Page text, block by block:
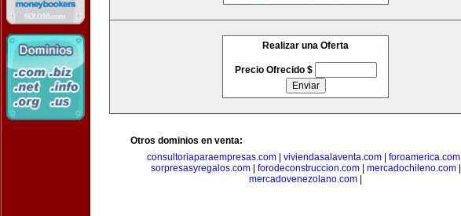
Realizar una Oferta
Precio Ofrecido $
Otros dominios en venta:
consultoriaparaempresas.com| viviendasalaventa.com| foroamerica.com|
sorpresasyregalos.com| forodeconstruccion.com| mercadochileno.com|
mercadovenezolano.com